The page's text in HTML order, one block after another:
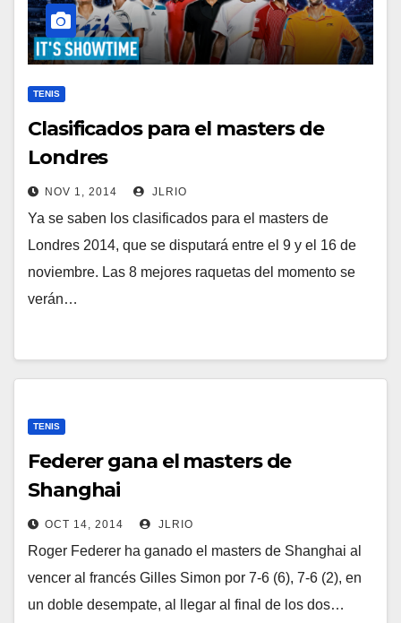
TENIS
Clasificados para el masters de
Londres
NOV 1, 2014 JLRIO
Ya se saben los clasificados para el masters de
Londres 2014, que se disputará entre el 9 y el 16 de
noviembre. Las 8 mejores raquetas del momento se
verán…
TENIS
Federer gana el masters de
Shanghai
OCT 14, 2014 JLRIO
Roger Federer ha ganado el masters de Shanghai al
vencer al francés Gilles Simon por 7-6 (6), 7-6 (2), en
un doble desempate, al llegar al final de los dos…